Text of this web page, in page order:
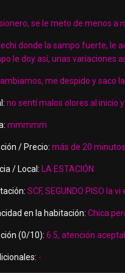
se le meto de menos a
donde la sampo fuerte, le
le doy así, unas variaciones
me despido y saco
no sentí malos olores al inicio
mmmmm
/ Precio: más de 20
/ Local: LA ESTACIÓN
SCF, SEGUNDO PISO la vi
en la habitación: Chica
(0/10): 6.5, atención
-